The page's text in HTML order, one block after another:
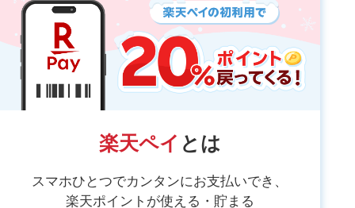
楽天ペイ とは
スマホひとつでカンタンにお支払いでき、
楽天ポイントが使える・貯まる